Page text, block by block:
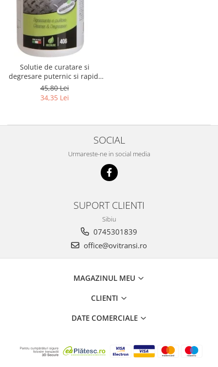
Solutie de curatare si
degresare puternic si rapid,
pulverizator 750 ml
45,80 Lei
34,35 Lei
SOCIAL
Urmareste-ne in social media
SUPORT CLIENTI
Sibiu
0745301839
office@ovitransi.ro
MAGAZINUL MEU
CLIENTI
DATE COMERCIALE